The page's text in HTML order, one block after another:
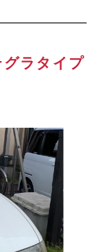
グラタイプ